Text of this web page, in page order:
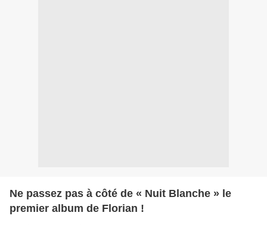
Ne passez pas à côté de « Nuit Blanche » le
premier album de Florian !